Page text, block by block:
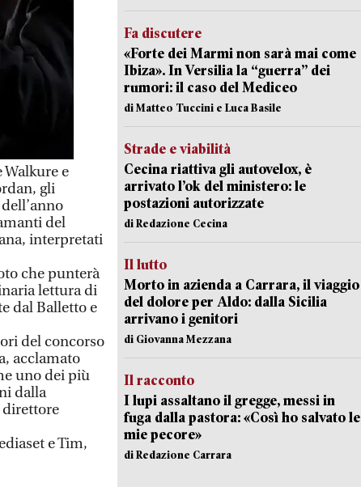
Walkure e
gli
del
interpretati
che punterà
lettura di
dal Balletto e
del concorso
acclamato
uno dei più
dalla
direttore
e Tim,
Fa discutere
«Forte dei Marmi non sarà mai come
Ibiza». In Versilia la “guerra” dei
rumori: il caso del Mediceo
di Matteo Tuccini e Luca Basile
Strade e viabilità
Cecina riattiva gli autovelox, è
arrivato l’ok del ministero: le
postazioni autorizzate
di Redazione Cecina
Il lutto
Morto in azienda a Carrara, il viaggio
del dolore per Aldo: dalla Sicilia
arrivano i genitori
di Giovanna Mezzana
Il racconto
I lupi assaltano il gregge, messi in
fuga dalla pastora: «Così ho salvato le
mie pecore»
di Redazione Carrara